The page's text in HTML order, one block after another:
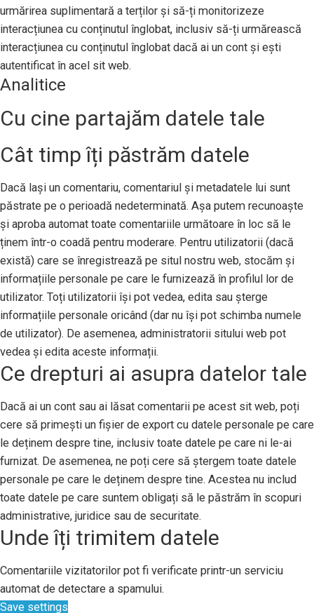
urmărirea suplimentară a terților și să-ți monitorizeze
interacțiunea cu conținutul înglobat, inclusiv să-ți urmărească
interacțiunea cu conținutul înglobat dacă ai un cont și ești
autentificat în acel sit web.
Analitice
Cu cine partajăm datele tale
Cât timp îți păstrăm datele
Dacă lași un comentariu, comentariul și metadatele lui sunt
păstrate pe o perioadă nedeterminată. Așa putem recunoaște
și aproba automat toate comentariile următoare în loc să le
ținem într-o coadă pentru moderare. Pentru utilizatorii (dacă
există) care se înregistrează pe situl nostru web, stocăm și
informațiile personale pe care le furnizează în profilul lor de
utilizator. Toți utilizatorii își pot vedea, edita sau șterge
informațiile personale oricând (dar nu își pot schimba numele
de utilizator). De asemenea, administratorii sitului web pot
vedea și edita aceste informații.
Ce drepturi ai asupra datelor tale
Dacă ai un cont sau ai lăsat comentarii pe acest sit web, poți
cere să primești un fișier de export cu datele personale pe care
le deținem despre tine, inclusiv toate datele pe care ni le-ai
furnizat. De asemenea, ne poți cere să ștergem toate datele
personale pe care le deținem despre tine. Acestea nu includ
toate datele pe care suntem obligați să le păstrăm în scopuri
administrative, juridice sau de securitate.
Unde îți trimitem datele
Comentariile vizitatorilor pot fi verificate printr-un serviciu
automat de detectare a spamului.
Save settings